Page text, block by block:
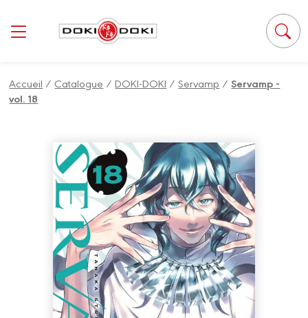
Accueil / Catalogue /DOKI-DOKI /Servamp /Servamp -
vol. 18